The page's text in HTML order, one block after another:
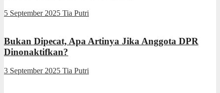
5 September 2025 Tia Putri
Bukan Dipecat, Apa Artinya Jika Anggota DPR
Dinonaktifkan?
3 September 2025 Tia Putri